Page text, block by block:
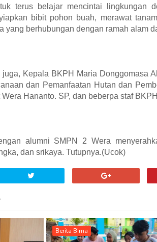
terus belajar mencintai lingkungan
bibit pohon buah, merawat
yang berhubungan dengan ramah alam
juga, Kepala BKPH Maria Donggomasa
dan Pemanfaatan Hutan dan
Hananto. SP, dan beberpa staf
alumni SMPN 2 Wera
dan srikaya. Tutupnya.(Ucok)
Berita Bima